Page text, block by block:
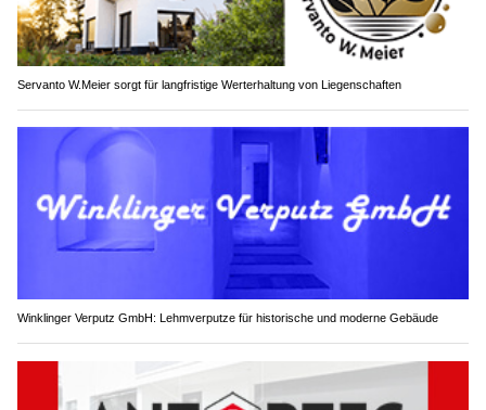
Servanto W.Meier sorgt für langfristige Werterhaltung von Liegenschaften
Winklinger Verputz GmbH: Lehmverputze für historische und moderne Gebäude